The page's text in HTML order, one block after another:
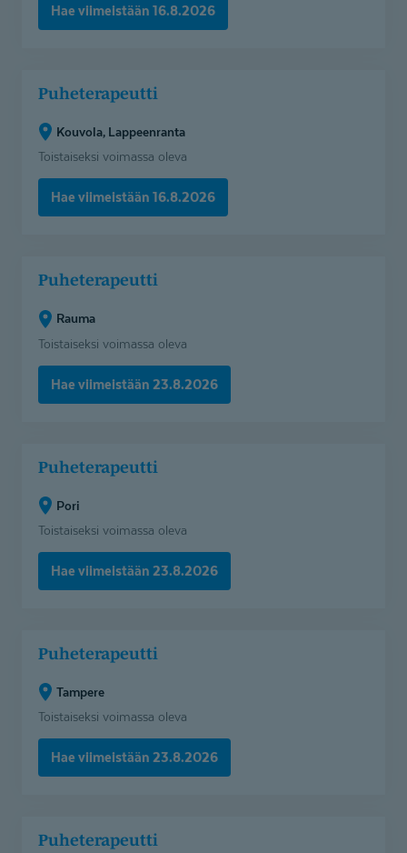
Hae viimeistään 16.8.2026
(Kouvola,
Lappeenranta)
Puheterapeutti
Kouvola, Lappeenranta
Toistaiseksi voimassa oleva
Hae viimeistään 16.8.2026
(Rauma)
Puheterapeutti
Rauma
Toistaiseksi voimassa oleva
Hae viimeistään 23.8.2026
(Pori)Puheterapeutti
Pori
Toistaiseksi voimassa oleva
Hae viimeistään 23.8.2026
(Tampere)
Puheterapeutti
Tampere
Toistaiseksi voimassa oleva
Hae viimeistään 23.8.2026
(Kuusamo,
Puheterapeutti